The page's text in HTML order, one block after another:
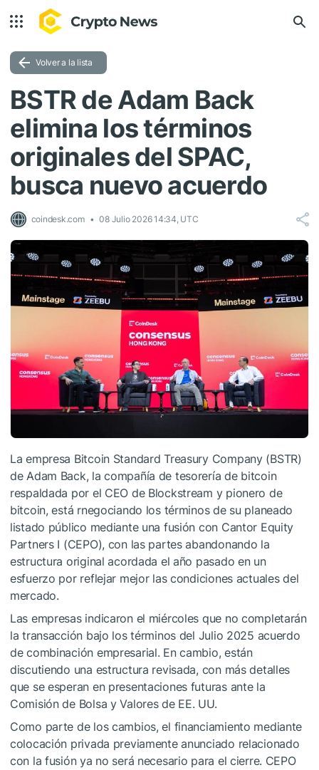
Volver a la lista
BSTR de Adam Back
elimina los términos
originales del SPAC,
busca nuevo acuerdo
coindesk.com 08 Julio 2026 14:34, UTC
La empresa Bitcoin Standard Treasury Company (BSTR)
de Adam Back, la compañía de tesorería de bitcoin
respaldada por el CEO de Blockstream y pionero de
bitcoin, está rnegociando los términos de su planeado
listado público mediante una fusión con Cantor Equity
Partners I (CEPO), con las partes abandonando la
estructura original acordada el año pasado en un
esfuerzo por reflejar mejor las condiciones actuales del
mercado.
Las empresas indicaron el miércoles que no completarán
la transacción bajo los términos del Julio 2025 acuerdo
de combinación empresarial. En cambio, están
discutiendo una estructura revisada, con más detalles
que se esperan en presentaciones futuras ante la
Comisión de Bolsa y Valores de EE. UU.
Como parte de los cambios, el financiamiento mediante
colocación privada previamente anunciado relacionado
con la fusión ya no será necesario para el cierre. CEPO